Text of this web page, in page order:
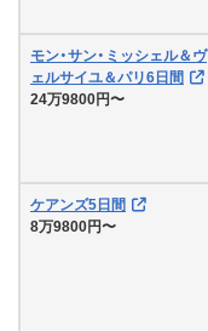
モン・サン・ミッシェル＆ヴ
ェルサイユ＆パリ6日間
24万9800円〜
ケアンズ5日間
8万9800円〜